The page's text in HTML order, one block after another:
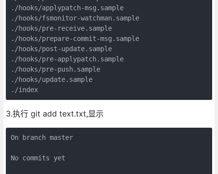
./hooks/applypatch-msg.sample
./hooks/fsmonitor-watchman.sample
./hooks/pre-receive.sample
./hooks/prepare-commit-msg.sample
./hooks/post-update.sample
./hooks/pre-applypatch.sample
./hooks/pre-push.sample
./hooks/update.sample
./index
3.执行 git add text.txt,显示
On branch master
No commits yet